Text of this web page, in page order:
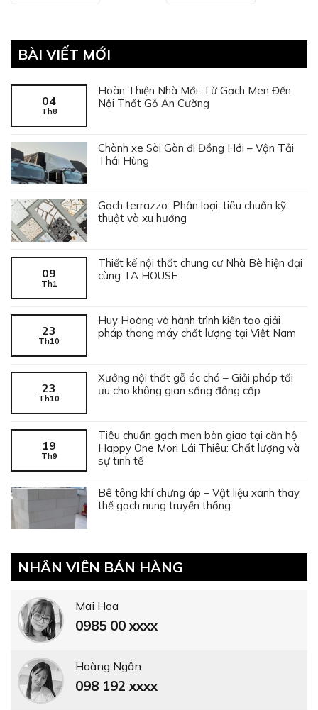
BÀI VIẾT MỚI
04
Th8
Hoàn Thiện Nhà Mới: Từ Gạch Men Đến
Nội Thất Gỗ An Cường
Chành xe Sài Gòn đi Đồng Hới – Vận Tải
Thái Hùng
Gạch terrazzo: Phân loại, tiêu chuẩn kỹ
thuật và xu hướng
09
Th1
Thiết kế nội thất chung cư Nhà Bè hiện đại
cùng TA HOUSE
23
Th10
Huy Hoàng và hành trình kiến tạo giải
pháp thang máy chất lượng tại Việt Nam
23
Th10
Xưởng nội thất gỗ óc chó – Giải pháp tối
ưu cho không gian sống đẳng cấp
19
Th9
Tiêu chuẩn gạch men bàn giao tại căn hộ
Happy One Mori Lái Thiêu: Chất lượng và
sự tinh tế
Bê tông khí chưng áp – Vật liệu xanh thay
thế gạch nung truyền thống
NHÂN VIÊN BÁN HÀNG
Mai Hoa
0985 00 xxxx
Hoàng Ngân
098 192 xxxx